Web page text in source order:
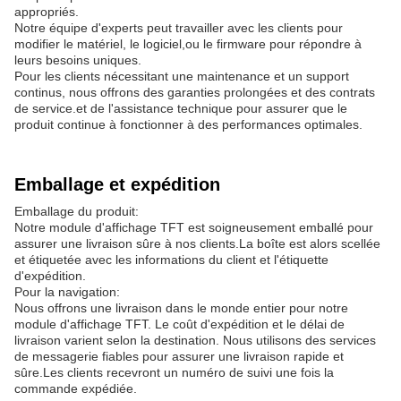
appropriés.
Notre équipe d'experts peut travailler avec les clients pour
modifier le matériel, le logiciel,ou le firmware pour répondre à
leurs besoins uniques.
Pour les clients nécessitant une maintenance et un support
continus, nous offrons des garanties prolongées et des contrats
de service.et de l'assistance technique pour assurer que le
produit continue à fonctionner à des performances optimales.
Emballage et expédition
Emballage du produit:
Notre module d'affichage TFT est soigneusement emballé pour
assurer une livraison sûre à nos clients.La boîte est alors scellée
et étiquetée avec les informations du client et l'étiquette
d'expédition.
Pour la navigation:
Nous offrons une livraison dans le monde entier pour notre
module d'affichage TFT. Le coût d'expédition et le délai de
livraison varient selon la destination. Nous utilisons des services
de messagerie fiables pour assurer une livraison rapide et
sûre.Les clients recevront un numéro de suivi une fois la
commande expédiée.